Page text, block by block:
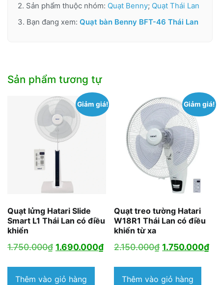
2. Sản phẩm thuộc nhóm: Quạt Benny; Quạt Thái Lan
3. Bạn đang xem: Quạt bàn Benny BFT-46 Thái Lan
Sản phẩm tương tự
Giảm giá!
Quạt lửng Hatari Slide
Smart L1 Thái Lan có điều
khiển
1.750.000₫ Giá
là:
1.690.000₫Giá
Thêm vào giỏ hàng
Giảm giá!
Quạt treo tường Hatari
W18R1 Thái Lan có điều
khiển từ xa
2.150.000₫ Giá
là:
1.750.000₫
Thêm vào giỏ hàng